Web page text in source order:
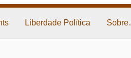
Liberdade Política